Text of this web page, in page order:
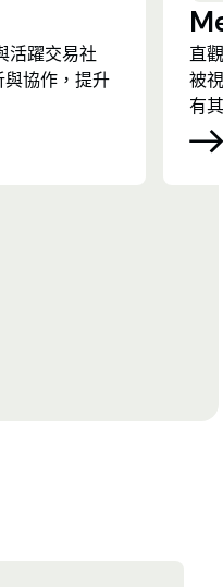
活躍交易社
與協作，提升
直
被
有